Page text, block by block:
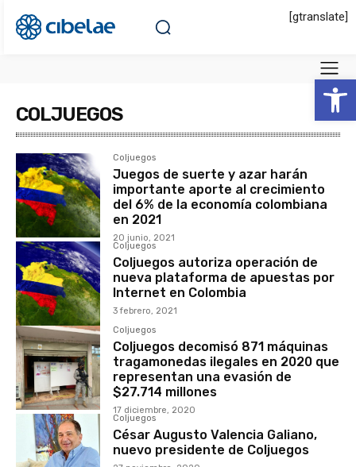
Abrir
[gtranslate]
COLJUEGOS
Coljuegos
Juegos de suerte y azar harán
importante aporte al crecimiento
del 6% de la economía colombiana
en 2021
20 junio, 2021
Coljuegos
Coljuegos autoriza operación de
nueva plataforma de apuestas por
Internet en Colombia
3 febrero, 2021
Coljuegos
Coljuegos decomisó 871 máquinas
tragamonedas ilegales en 2020 que
representan una evasión de
$27.714 millones
17 diciembre, 2020
Coljuegos
César Augusto Valencia Galiano,
nuevo presidente de Coljuegos